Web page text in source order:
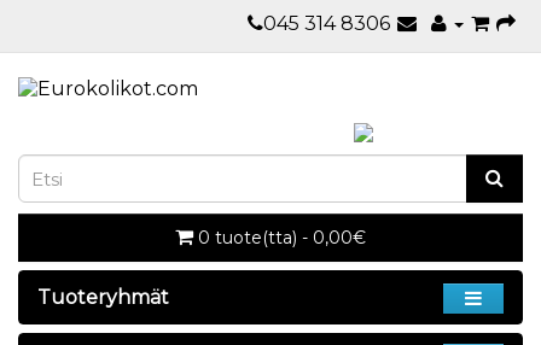
045 314 8306
0 tuote(tta) - 0,00€
Tuoteryhmät